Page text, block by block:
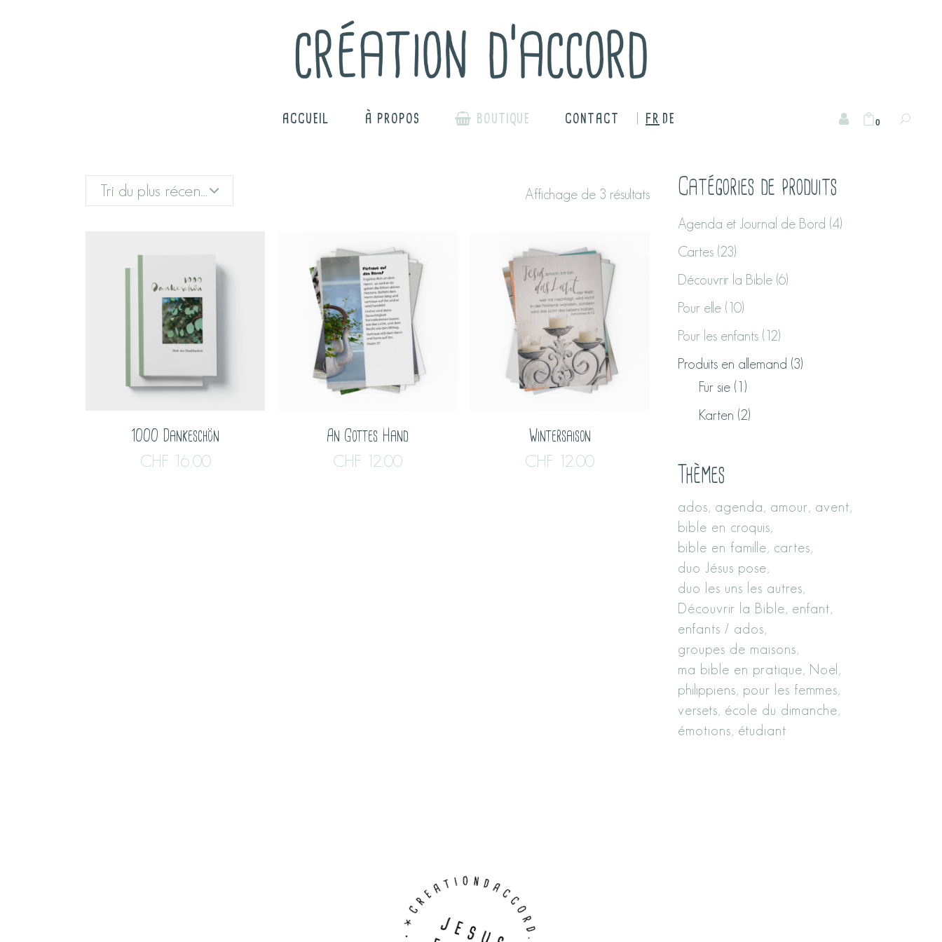
ACCUEIL À PROPOS BOUTIQUE CONTACT FR DE 0
Affichage de 3 résultats
1000 Dankeschön
CHF 16.00
An Gottes Hand
CHF 12.00
Wintersaison
CHF 12.00
Catégories de produits
Agenda et Journal de Bord (4)
Cartes (23)
Découvrir la Bible (6)
Pour elle (10)
Pour les enfants (12)
Produits en allemand (3)
Für sie (1)
Karten (2)
Thèmes
ados agenda amour avent
bible en croquis
bible en famille cartes
duo Jésus pose
duo les uns les autres
Découvrir la Bible enfant
enfants / ados
groupes de maisons
ma bible en pratique Noël
philippiens pour les femmes
versets école du dimanche
émotions étudiant